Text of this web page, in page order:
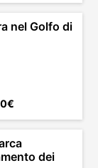
nel Golfo di
dei